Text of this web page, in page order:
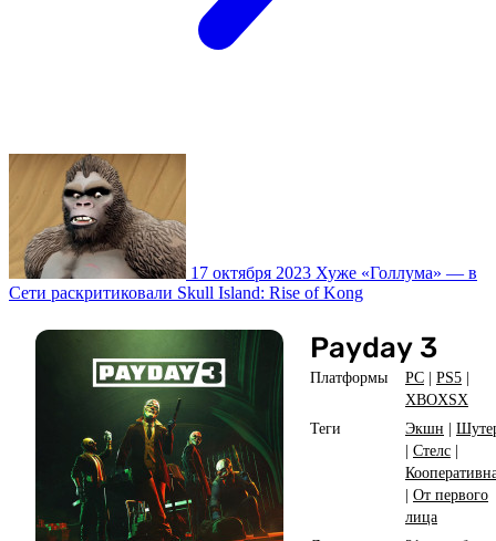
17 октября 2023 Хуже «Голлума» — в
Сети раскритиковали Skull Island: Rise of Kong
Payday 3
Платформы PC | PS5 |
XBOXSX
Теги
Экшн |
| Стелс |
| От первого
лица